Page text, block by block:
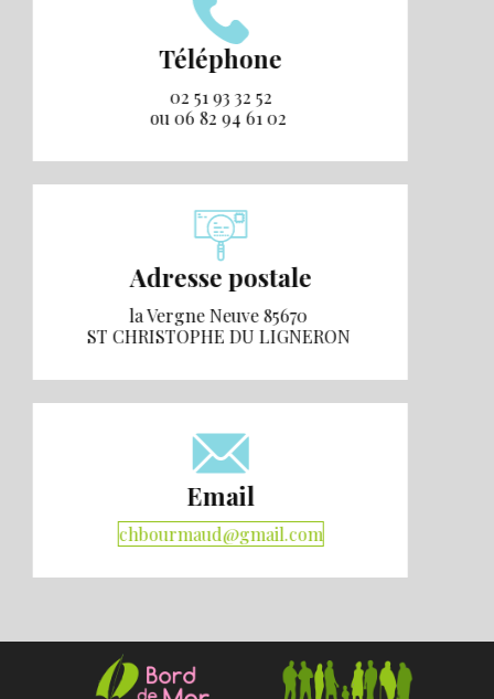
Téléphone
02 51 93 32 52
ou 06 82 94 61 02
Adresse postale
la Vergne Neuve 85670
ST CHRISTOPHE DU LIGNERON
Email
chbourmaud@gmail.com